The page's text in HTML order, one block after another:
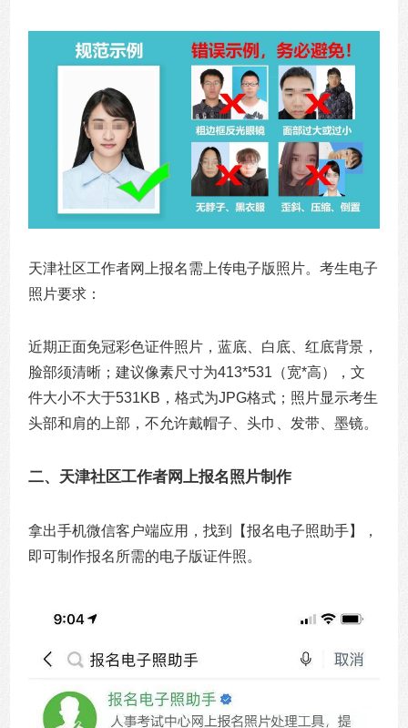
天津社区工作者网上报名需上传电子版照片。考生电子
照片要求：
近期正面免冠彩色证件照片，蓝底、白底、红底背景，
脸部须清晰；建议像素尺寸为413*531（宽*高），文
件大小不大于531KB，格式为JPG格式；照片显示考生
头部和肩的上部，不允许戴帽子、头巾、发带、墨镜。
二、天津社区工作者网上报名照片制作
拿出手机微信客户端应用，找到【报名电子照助手】，
即可制作报名所需的电子版证件照。